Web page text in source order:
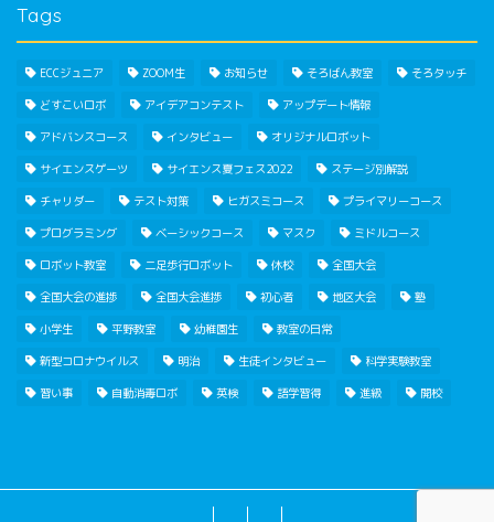
Tags
ECCジュニア ZOOM生 お知らせ そろばん教室 そろタッチ
どすこいロボ アイデアコンテスト アップデート情報
アドバンスコース インタビュー オリジナルロボット
サイエンスゲーツ サイエンス夏フェス2022 ステージ別解説
チャリダー テスト対策 ヒガスミコース プライマリーコース
プログラミング ベーシックコース マスク ミドルコース
ロボット教室 二足歩行ロボット 休校 全国大会
全国大会の進捗 全国大会進捗 初心者 地区大会 塾
小学生 平野教室 幼稚園生 教室の日常
新型コロナウイルス 明治 生徒インタビュー 科学実験教室
習い事 自動消毒ロボ 英検 語学習得 進級 開校